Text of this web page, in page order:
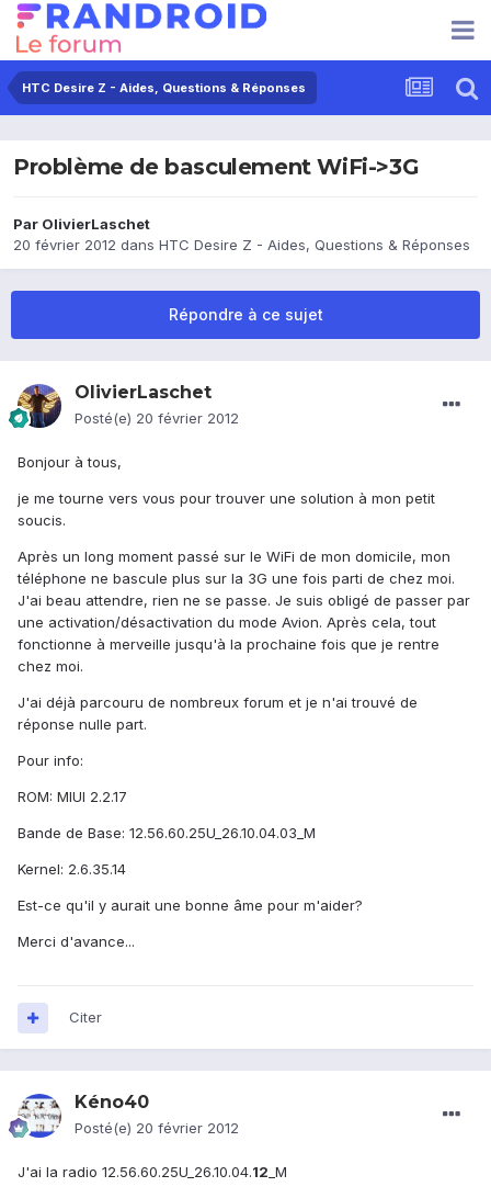
HTC Desire Z - Aides, Questions & Réponses
Problème de basculement WiFi->3G
Par OlivierLaschet
20 février 2012 dans HTC Desire Z - Aides, Questions & Réponses
Répondre à ce sujet
OlivierLaschet
Posté(e) 20 février 2012
Bonjour à tous,
je me tourne vers vous pour trouver une solution à mon petit
soucis.
Après un long moment passé sur le WiFi de mon domicile, mon
téléphone ne bascule plus sur la 3G une fois parti de chez moi.
J'ai beau attendre, rien ne se passe. Je suis obligé de passer par
une activation/désactivation du mode Avion. Après cela, tout
fonctionne à merveille jusqu'à la prochaine fois que je rentre
chez moi.
J'ai déjà parcouru de nombreux forum et je n'ai trouvé de
réponse nulle part.
Pour info:
ROM: MIUI 2.2.17
Bande de Base: 12.56.60.25U_26.10.04.03_M
Kernel: 2.6.35.14
Est-ce qu'il y aurait une bonne âme pour m'aider?
Merci d'avance...
Citer
Kéno40
Posté(e) 20 février 2012
J'ai la radio 12.56.60.25U_26.10.04.12 _M